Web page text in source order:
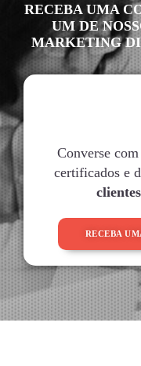
RECEBA UMA
UM DE
MARKETING
Converse
certificados e
clientes
RECEBA